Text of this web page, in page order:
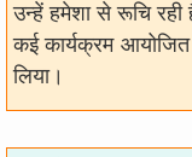
उन्हें हमेशा से रूचि रही
कई कार्यक्रम
लिया।